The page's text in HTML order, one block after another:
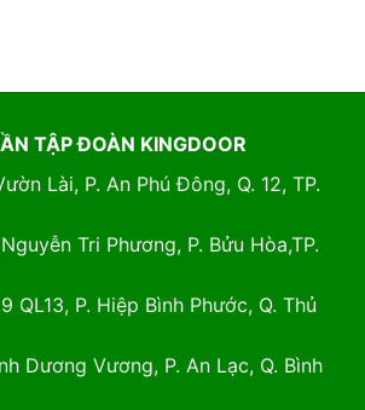
TẬP ĐOÀN KINGDOOR
Lài, P. An Phú Đông, Q. 12, TP.
Tri Phương, P. Bửu Hòa,TP.
QL13, P. Hiệp Bình Phước, Q. Thủ
Dương Vương, P. An Lạc, Q. Bình